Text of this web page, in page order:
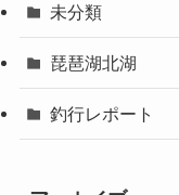
未分類
琵琶湖北湖
釣行レポート